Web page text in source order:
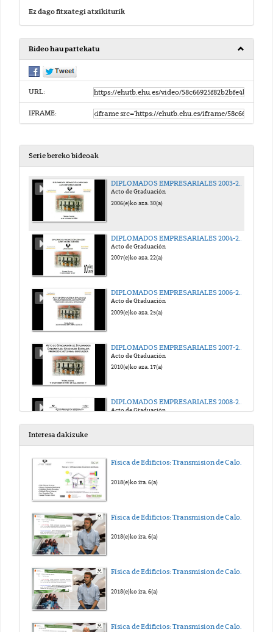
Ez dago fitxategi atxikiturik
Bideo hau partekatu
URL:
IFRAME:
Serie bereko bideoak
DIPLOMADOS EMPRESARIALES 2003-2006
Acto de Graduación
2006(e)ko aza. 30(a)
Acto de Graduación
2007(e)ko aza. 22(a)
DIPLOMADOS EMPRESARIALES 2006-2009
Acto de Graduación
2009(e)ko aza. 25(a)
Acto de Graduación
2010(e)ko aza. 17(a)
DIPLOMADOS EMPRESARIALES 2008-2011
Acto de Graduación
Acto de Graduación
Acto de Graduación 2013
Interesa dakizuke
Física de Edificios: Transmision de Calor y Masa. Tema 5
2018(e)ko ira. 6(a)
2018(e)ko ira. 6(a)
Física de Edificios: Transmision de Calor y Masa. Tema 3
2018(e)ko ira. 6(a)